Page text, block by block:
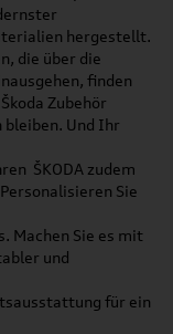
hergestellt.
die über die
finden
Zubehör
Und Ihr
ŠKODA zudem
Sie
Machen Sie es mit
und
für ein